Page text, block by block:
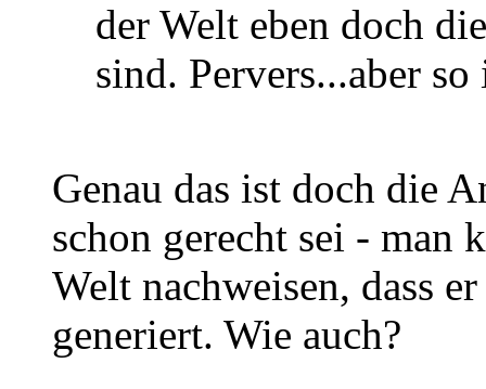
der Welt eben doch
sind. Pervers...aber
Genau das ist doch die
schon gerecht sei - man
Welt nachweisen, dass
generiert. Wie auch?